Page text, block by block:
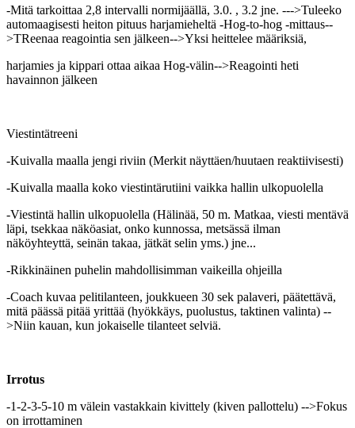
-Mitä tarkoittaa 2,8 intervalli normijäällä, 3.0. , 3.2 jne. --->Tuleeko
automaagisesti heiton pituus harjamieheltä -Hog-to-hog -mittaus--
>TReenaa reagointia sen jälkeen-->Yksi heittelee määriksiä,
harjamies ja kippari ottaa aikaa Hog-välin-->Reagointi heti
havainnon jälkeen
Viestintätreeni
-Kuivalla maalla jengi riviin (Merkit näyttäen/huutaen reaktiivisesti)
-Kuivalla maalla koko viestintärutiini vaikka hallin ulkopuolella
-Viestintä hallin ulkopuolella (Hälinää, 50 m. Matkaa, viesti mentävä
läpi, tsekkaa näköasiat, onko kunnossa, metsässä ilman
näköyhteyttä, seinän takaa, jätkät selin yms.) jne...
-Rikkinäinen puhelin mahdollisimman vaikeilla ohjeilla
-Coach kuvaa pelitilanteen, joukkueen 30 sek palaveri, päätettävä,
mitä päässä pitää yrittää (hyökkäys, puolustus, taktinen valinta) --
>Niin kauan, kun jokaiselle tilanteet selviä.
Irrotus
-1-2-3-5-10 m välein vastakkain kivittely (kiven pallottelu) -->Fokus
on irrottaminen